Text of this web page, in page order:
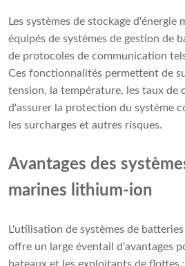
Les systèmes de stockage d'énergie
équipés de systèmes de gestion de
de protocoles de communication
Ces fonctionnalités permettent de
tension, la température, les taux de
d'assurer la protection du système
les surcharges et autres risques.
Avantages des
marines lithium-ion
L'utilisation de systèmes de
offre un large éventail d'avantages